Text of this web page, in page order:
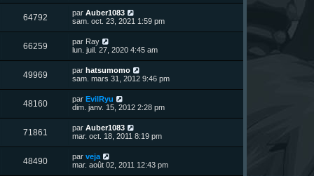
u
s
i
e
r
m
e
s
s
a
g
e
64792V
u
s
D
e
i
e
r
m
e
s
s
a
g
e
par Auber1083
sam. oct. 23, 2021 1:59 pm
66259V
u
s
D
e
i
e
r
m
e
s
s
a
g
e
par Ray
lun. juil. 27, 2020 4:45 am
49969V
u
D
e
i
e
r
m
e
s
s
a
g
par hatsumomo
sam. mars 31, 2012 9:46 pm
48160V
u
s
D
e
i
e
r
m
e
s
par EvilRyu
dim. janv. 15, 2012 2:28 pm
71861
u
D
e
i
e
par Auber1083
mar. oct. 18, 2011 8:19 pm
48490V
D
e
par veja
mar. août 02, 2011 12:43 pm